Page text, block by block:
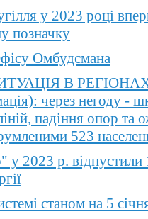
у 2023 році
позначку
Омбудсмана
В
через негоду -
падіння опор та
523
2023 р. відпустили
станом на 5